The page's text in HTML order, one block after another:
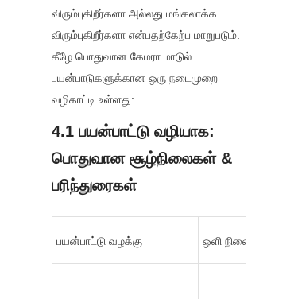
விரும்புகிறீர்களா அல்லது மங்கலாக்க
விரும்புகிறீர்களா என்பதற்கேற்ப மாறுபடும்.
கீழே பொதுவான கேமரா மாடுல்
பயன்பாடுகளுக்கான ஒரு நடைமுறை
வழிகாட்டி உள்ளது:
4.1 பயன்பாட்டு வழியாக:
பொதுவான சூழ்நிலைகள் &
பரிந்துரைகள்
பயன்பாட்டு வழக்கு ஒளி நிலை